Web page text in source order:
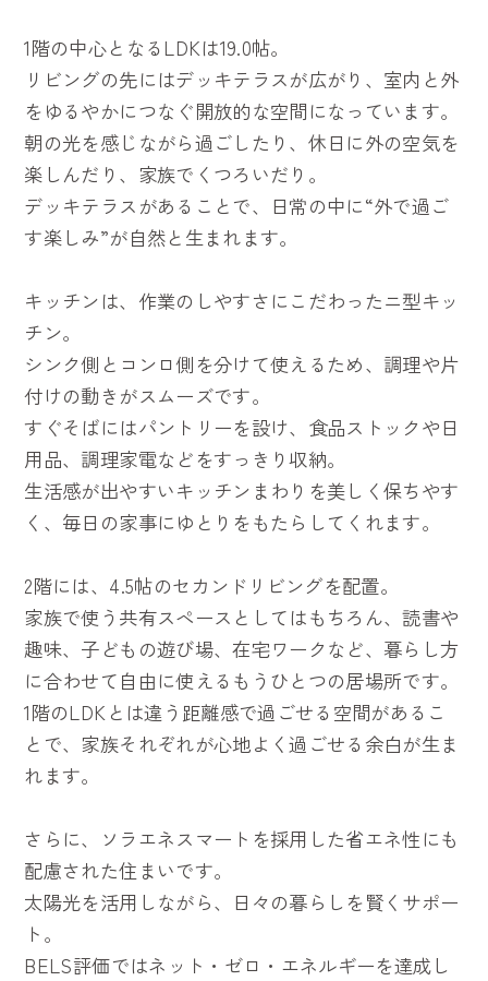
1階の中心となるLDKは19.0帖。
リビングの先にはデッキテラスが広がり、室内と外
をゆるやかにつなぐ開放的な空間になっています。
朝の光を感じながら過ごしたり、休日に外の空気を
楽しんだり、家族でくつろいだり。
デッキテラスがあることで、日常の中に“外で過ご
す楽しみ”が自然と生まれます。
キッチンは、作業のしやすさにこだわったニ型キッ
チン。
シンク側とコンロ側を分けて使えるため、調理や片
付けの動きがスムーズです。
すぐそばにはパントリーを設け、食品ストックや日
用品、調理家電などをすっきり収納。
生活感が出やすいキッチンまわりを美しく保ちやす
く、毎日の家事にゆとりをもたらしてくれます。
2階には、4.5帖のセカンドリビングを配置。
家族で使う共有スペースとしてはもちろん、読書や
趣味、子どもの遊び場、在宅ワークなど、暮らし方
に合わせて自由に使えるもうひとつの居場所です。
1階のLDKとは違う距離感で過ごせる空間があるこ
とで、家族それぞれが心地よく過ごせる余白が生ま
れます。
さらに、ソラエネスマートを採用した省エネ性にも
配慮された住まいです。
太陽光を活用しながら、日々の暮らしを賢くサポー
ト。
BELS評価ではネット・ゼロ・エネルギーを達成し